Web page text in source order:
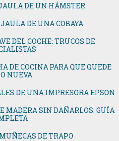
DE UN HÁMSTER
DE UNA COBAYA
DEL COCHE: TRUCOS DE
DE COCINA PARA QUE QUEDE
NUEVA
DE UNA IMPRESORA EPSON
MADERA SIN DAÑARLOS: GUÍA
DE TRAPO